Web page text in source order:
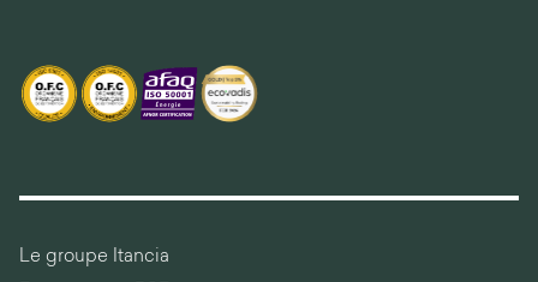
Le groupe Itancia